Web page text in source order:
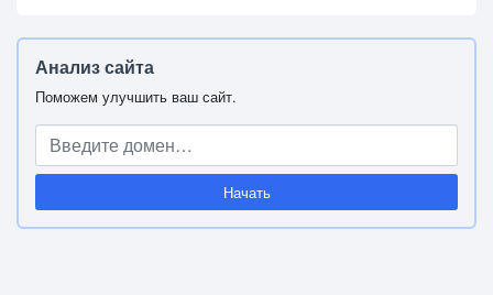
Анализ сайта
Поможем улучшить ваш сайт.
Начать